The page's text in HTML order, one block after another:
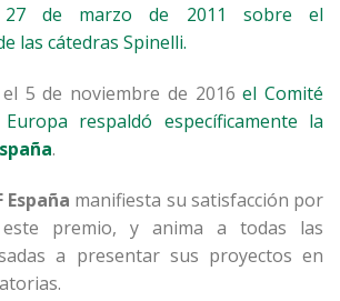
de marzo de 2011 sobre el
las cátedras Spinelli.
5 de noviembre de 2016el Comité
respaldó específicamente la
.
España manifiesta su satisfacción por
premio, y anima a todas las
a presentar sus proyectos en